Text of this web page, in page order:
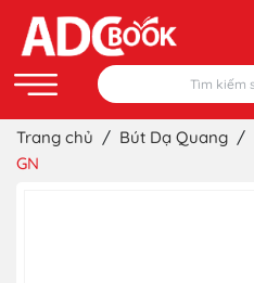
Trang chủ / Bút Dạ Quang /
GN